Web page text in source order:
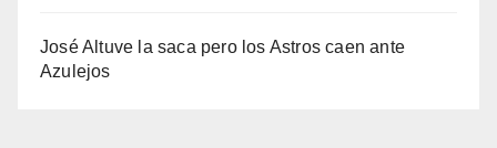
José Altuve la saca pero los Astros caen ante
Azulejos